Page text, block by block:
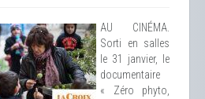
AU CINÉMA.
Sorti en salles
le 31 janvier, le
documentaire
« Zéro phyto,